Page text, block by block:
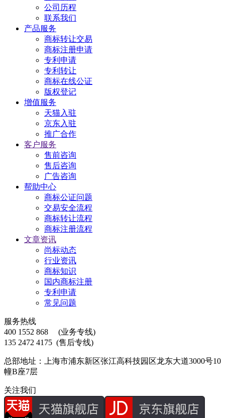
公司历程
联系我们
产品服务
商标转让交易
商标注册申请
专利申请
专利转让
商标在线公证
版权登记
增值服务
天猫入驻
京东入驻
推广合作
客户服务
售前咨询
售后咨询
广告咨询
帮助中心
商标公证问题
交易安全流程
商标转让流程
商标注册流程
文章资讯
尚标动态
行业资讯
商标知识
国内商标注册
专利申请
常见问题
服务热线
400 1552 868
(业务专线)
135 2472 4175 (售后专线)
总部地址：上海市浦东新区张江高科技园区龙东大道3000号10
幢B座7层
关注我们